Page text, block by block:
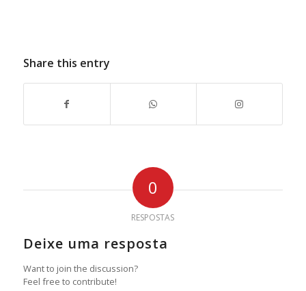
Share this entry
0
RESPOSTAS
Deixe uma resposta
Want to join the discussion?
Feel free to contribute!